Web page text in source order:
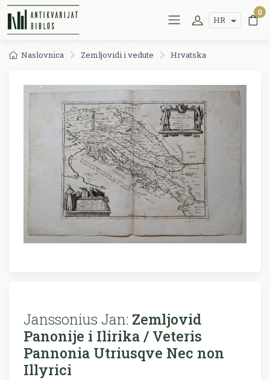
HR
0
Naslovnica Zemljovidi i vedute Hrvatska
Janssonius Jan: Zemljovid
Panonije i Ilirika / Veteris
Pannonia Utriusqve Nec non
Illyrici